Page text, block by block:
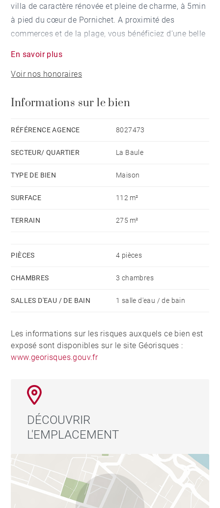
villa de caractère rénovée et pleine de charme, à 5min
à pied du cœur de Pornichet. A proximité des
commerces et de la plage, vous bénéficiez d'une belle
un espace extérieur. Trois chambres avec la
possibilité d'une 4ème vous permettront d'accueillir
moments de détente au soleil. Possibilité de garer une
Bien rare à la vente. Coup de cœur assuré.
Les informations sur les risques auxquels ce bien est
exposé sont disponibles sur le site Géorisques :
vendeur - Les informations sur les risques auxquels ce
En savoir plus
Voir nos honoraires
Informations sur le bien
RÉFÉRENCE AGENCE 8027473
SECTEUR/ QUARTIER La Baule
TYPE DE BIEN Maison
SURFACE 112 m²
TERRAIN 275 m²
PIÈCES 4 pièces
CHAMBRES 3 chambres
SALLES D'EAU / DE BAIN 1 salle d'eau / de bain
Les informations sur les risques auxquels ce bien est
exposé sont disponibles sur le site Géorisques :
www.georisques.gouv.fr
DÉCOUVRIR
L'EMPLACEMENT